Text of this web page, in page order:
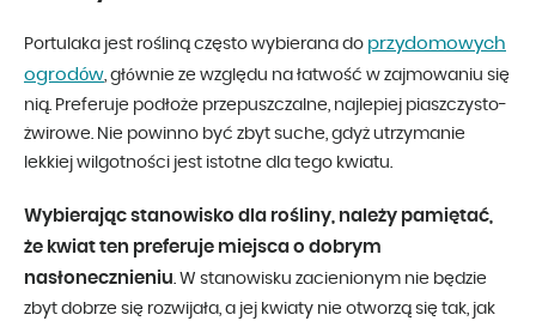
Portulaka jest rośliną często wybierana do przydomowych
ogrodów, głównie ze względu na łatwość w zajmowaniu się
nią. Preferuje podłoże przepuszczalne, najlepiej piaszczysto-
żwirowe. Nie powinno być zbyt suche, gdyż utrzymanie
lekkiej wilgotności jest istotne dla tego kwiatu.
Wybierając stanowisko dla rośliny, należy pamiętać,
że kwiat ten preferuje miejsca o dobrym
nasłonecznieniu. W stanowisku zacienionym nie będzie
zbyt dobrze się rozwijała, a jej kwiaty nie otworzą się tak, jak